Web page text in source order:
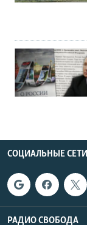
СОЦИАЛЬНЫЕ СЕТИ
РАДИО СВОБОДА